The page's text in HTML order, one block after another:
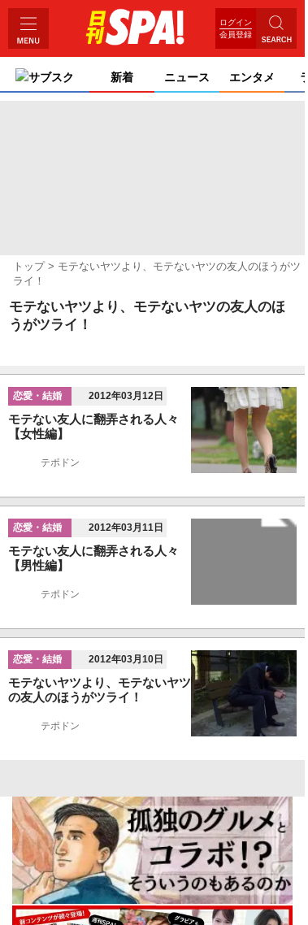
ログイン
会員登録
サブスク 新着 ニュース エンタメ
トップ
モテないヤツより、モテないヤツの友人のほうがツ
ライ！
モテないヤツより、モテないヤツの友人のほ
うがツライ！
恋愛・結婚 2012年03月12日
モテない友人に翻弄される人々
【女性編】
テポドン
恋愛・結婚 2012年03月11日
モテない友人に翻弄される人々
【男性編】
テポドン
恋愛・結婚 2012年03月10日
モテないヤツより、モテないヤツ
の友人のほうがツライ！
テポドン